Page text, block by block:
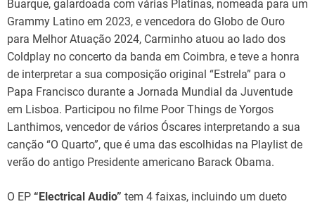
Buarque, galardoada com várias Platinas, nomeada para um
Grammy Latino em 2023, e vencedora do Globo de Ouro
para Melhor Atuação 2024, Carminho atuou ao lado dos
Coldplay no concerto da banda em Coimbra, e teve a honra
de interpretar a sua composição original “Estrela” para o
Papa Francisco durante a Jornada Mundial da Juventude
em Lisboa. Participou no filme Poor Things de Yorgos
Lanthimos, vencedor de vários Óscares interpretando a sua
canção “O Quarto”, que é uma das escolhidas na Playlist de
verão do antigo Presidente americano Barack Obama.
O EP “Electrical Audio” tem 4 faixas, incluindo um dueto